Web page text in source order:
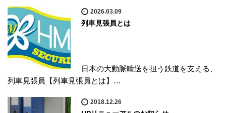
2026.03.09
列車見張員とは
日本の大動脈輸送を担う鉄道を支える、
列車見張員【列車見張員とは】…
2018.12.26